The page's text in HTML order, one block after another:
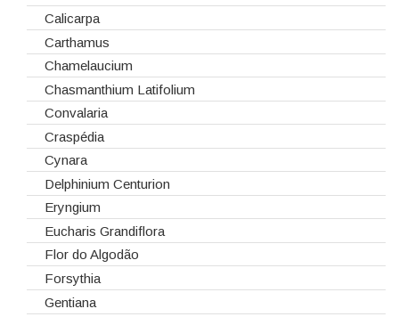
Gaiolas
Lanternas
Madeiras
Spray
Tabuleiros/Bases
Telas/Tecidos
Vidros
Brássicas
Celosias
Chrysanthemum
Cravos
Cymbidium
Dalias
Dendrobium
Eremurus
Fresias
Gerberas
Girassol
Gladiolus
Hydrangeas
Calicarpa
Carthamus
Chamelaucium
Chasmanthium Latifolium
Convalaria
Craspédia
Cynara
Delphinium Centurion
Eryngium
Eucharis Grandiflora
Flor do Algodão
Forsythia
Gentiana